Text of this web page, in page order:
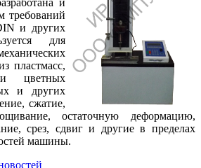
требований
и других
для
пластмасс,
цветных
и других
сжатие,
остаточную деформацию,
срез, сдвиг и другие в пределах
машины.